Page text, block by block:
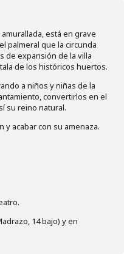
está en grave
palmeral que la circunda
de expansión de la villa
de los históricos huertos.
a niños y niñas de la
convertirlos en el
su reino natural.
acabar con su amenaza.
14 bajo) y en